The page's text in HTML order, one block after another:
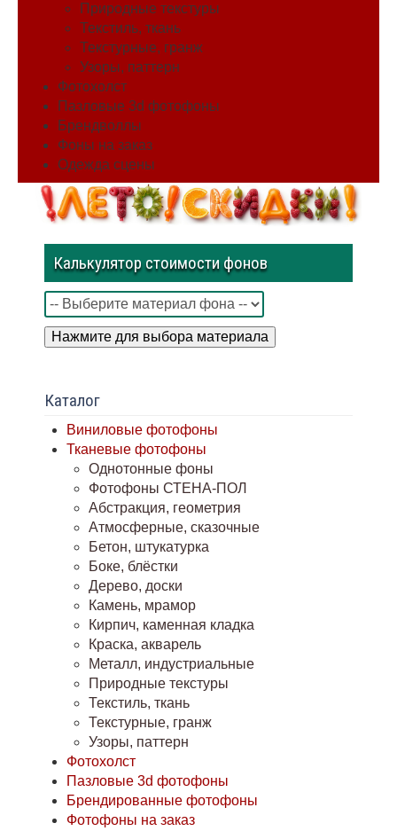
Природные текстуры
Текстиль, ткань
Текстурные, гранж
Узоры, паттерн
Фотохолст
Пазловые 3d фотофоны
Брендволлы
Фоны на заказ
Одежда сцены
Калькулятор стоимости фонов
Нажмите для выбора материала
Каталог
Виниловые фотофоны
Тканевые фотофоны
Однотонные фоны
Фотофоны СТЕНА-ПОЛ
Абстракция, геометрия
Атмосферные, сказочные
Бетон, штукатурка
Боке, блёстки
Дерево, доски
Камень, мрамор
Кирпич, каменная кладка
Краска, акварель
Металл, индустриальные
Природные текстуры
Текстиль, ткань
Текстурные, гранж
Узоры, паттерн
Фотохолст
Пазловые 3d фотофоны
Брендированные фотофоны
Фотофоны на заказ